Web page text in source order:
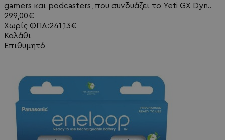
gamers και podcasters, που συνδυάζει το Yeti GX Dyn..
299,00€
Χωρίς ΦΠΑ:241,13€
Καλάθι
Επιθυμητό